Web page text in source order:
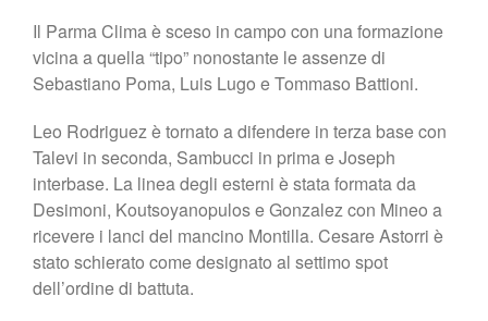
Il Parma Clima è sceso in campo con una formazione
vicina a quella “tipo” nonostante le assenze di
Sebastiano Poma, Luis Lugo e Tommaso Battioni.
Leo Rodriguez è tornato a difendere in terza base con
Talevi in seconda, Sambucci in prima e Joseph
interbase. La linea degli esterni è stata formata da
Desimoni, Koutsoyanopulos e Gonzalez con Mineo a
ricevere i lanci del mancino Montilla. Cesare Astorri è
stato schierato come designato al settimo spot
dell’ordine di battuta.